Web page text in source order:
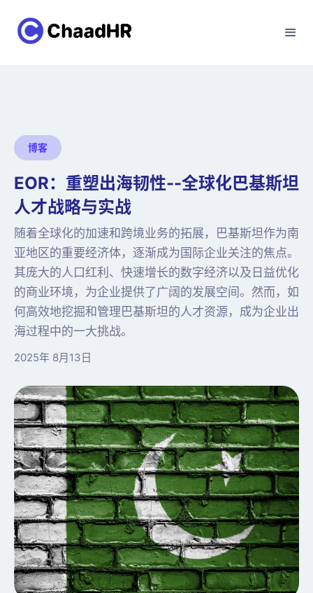
博客
EOR：重塑出海韧性--全球化巴基斯坦
人才战略与实战
随着全球化的加速和跨境业务的拓展，巴基斯坦作为南
亚地区的重要经济体，逐渐成为国际企业关注的焦点。
其庞大的人口红利、快速增长的数字经济以及日益优化
的商业环境，为企业提供了广阔的发展空间。然而，如
何高效地挖掘和管理巴基斯坦的人才资源，成为企业出
海过程中的一大挑战。
2025年 8月13日